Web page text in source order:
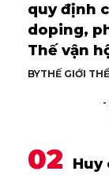
quy định
doping,
Thế vận
BYTHẾ GIỚI
-
Huy